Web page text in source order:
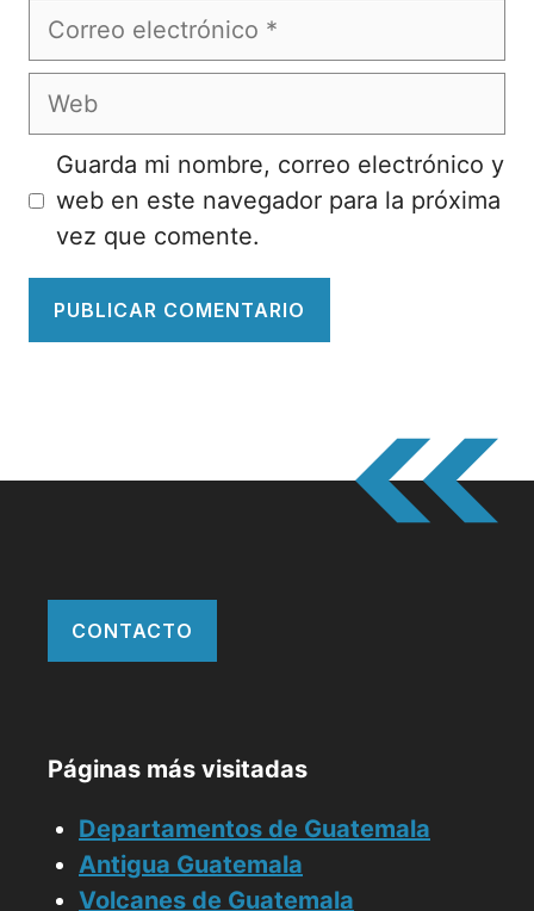
Correo
Web
Guarda mi nombre, correo electrónico y
web en este navegador para la próxima
vez que comente.
CONTACTO
Páginas más visitadas
Departamentos de Guatemala
Antigua Guatemala
Volcanes de Guatemala